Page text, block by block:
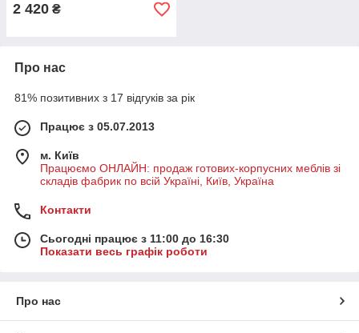
2 420 ₴
Про нас
81% позитивних з 17 відгуків за рік
Працює з 05.07.2013
м. Київ
Працюємо ОНЛАЙН: продаж готових-корпусних меблів зі
складів фабрик по всій Україні, Київ, Україна
Контакти
Сьогодні працює з 11:00 до 16:30
Показати весь графік роботи
Про нас